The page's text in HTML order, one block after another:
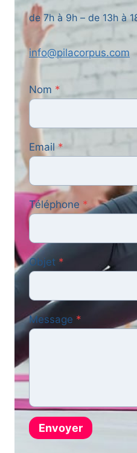
de 7h à 9h – de 13h à
info@pilacorpus.com
Nom *
Email *
Téléphone *
Objet *
Message *
Envoyer